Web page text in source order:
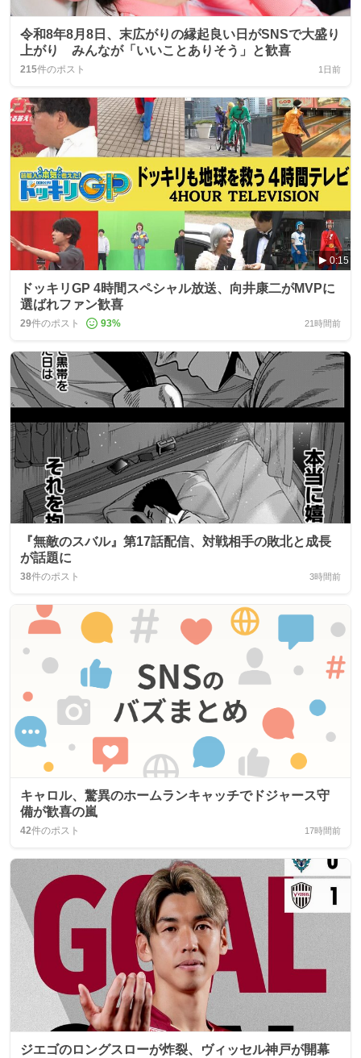
令和8年8月8日、末広がりの縁起良い日がSNSで大盛り
上がり みんなが「いいことありそう」と歓喜
215件のポスト 1日前
0:15
ドッキリGP 4時間スペシャル放送、向井康二がMVPに
選ばれファン歓喜
29件のポスト 93% 21時間前
『無敵のスバル』第17話配信、対戦相手の敗北と成長
が話題に
38件のポスト 3時間前
キャロル、驚異のホームランキャッチでドジャース守
備が歓喜の嵐
42件のポスト 17時間前
ジエゴのロングスローが炸裂、ヴィッセル神戸が開幕